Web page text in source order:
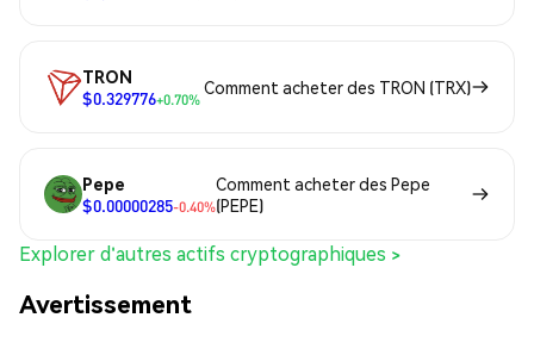
TRON
$0.329776+0.70%
Comment acheter des TRON (TRX)
Pepe
$0.00000285-0.40%
Comment acheter des Pepe
(PEPE)
Explorer d'autres actifs cryptographiques >
Avertissement